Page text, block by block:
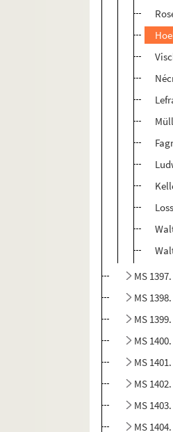
MS
MS
MS
MS
MS
MS
MS
MS